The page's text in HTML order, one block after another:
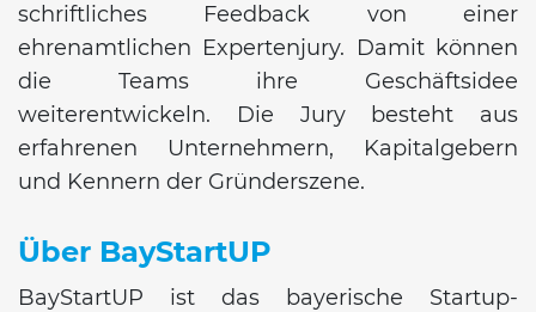
schriftliches Feedback von einer
ehrenamtlichen Expertenjury. Damit können
die Teams ihre Geschäftsidee
weiterentwickeln. Die Jury besteht aus
erfahrenen Unternehmern, Kapitalgebern
und Kennern der Gründerszene.
Über BayStartUP
BayStartUP ist das bayerische Startup-